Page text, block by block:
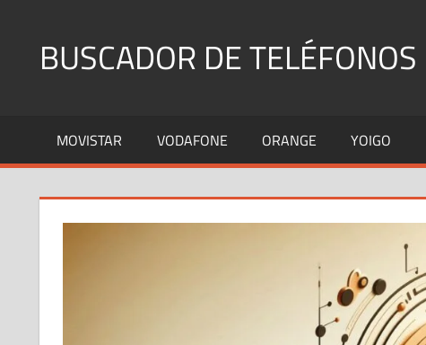
contenidoBUSCADOR DE TELÉFONOS
Fijos
y
MOVISTAR VODAFONE ORANGE YOIGO